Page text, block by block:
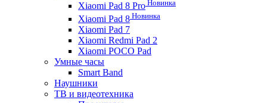
Xiaomi Pad 8 Pro Новинка
Xiaomi Pad 8 Новинка
Xiaomi Pad 7
Xiaomi Redmi Pad 2
Xiaomi POCO Pad
Умные часы
Smart Band
Наушники
ТВ и видеотехника